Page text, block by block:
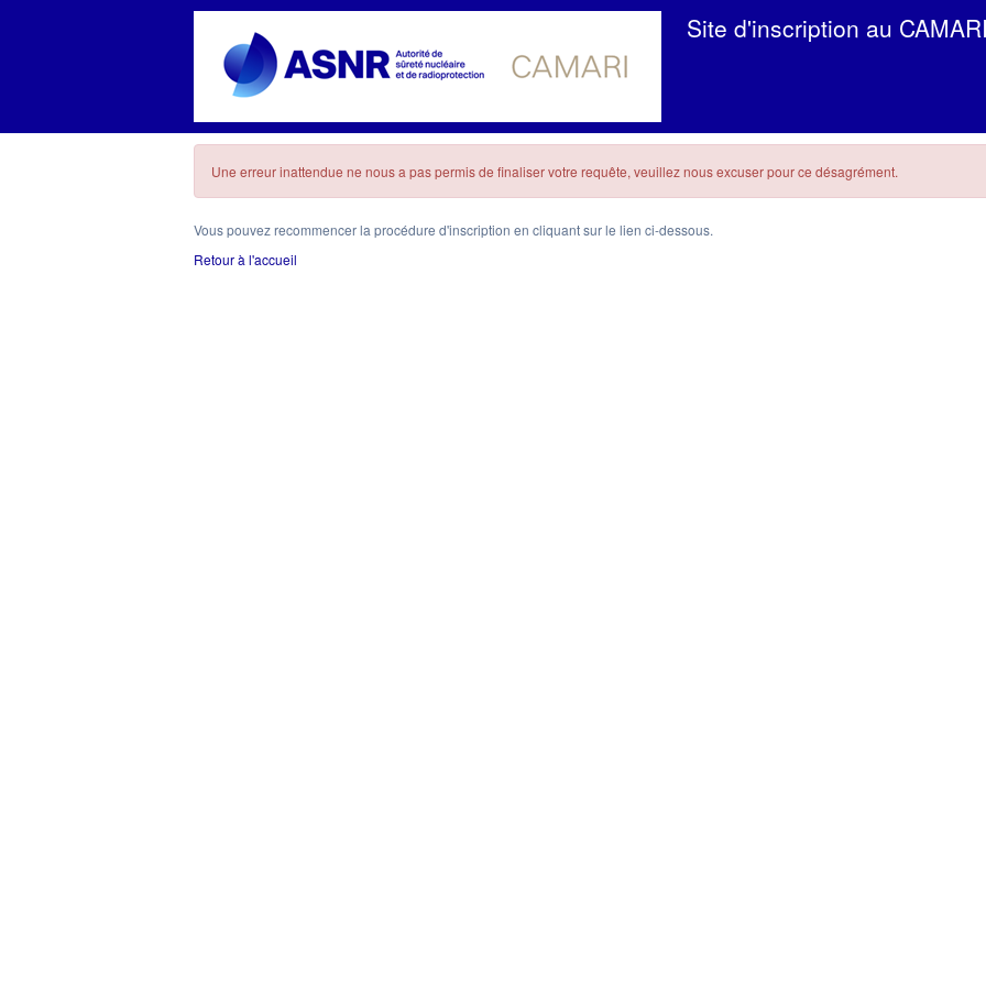
Site d'inscription au
Une erreur inattendue ne nous a pas permis de finaliser votre requête, veuillez nous excuser pour ce désagrément.
Vous pouvez recommencer la procédure d'inscription en cliquant sur le lien ci-dessous.
Retour à l'accueil